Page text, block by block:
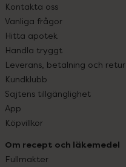
Kontakta oss
Vanliga frågor
Hitta apotek
Handla tryggt
Leverans, betalning och retur
Kundklubb
Sajtens tillgänglighet
App
Köpvillkor
Om recept och läkemedel
Fullmakter